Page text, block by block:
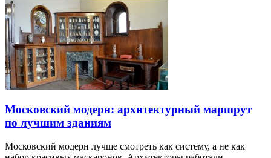
Московский модерн: архитектурный маршрут
по лучшим зданиям
Московский модерн лучше смотреть как систему, а не как